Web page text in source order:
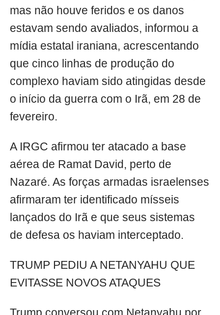
mas não houve feridos e os danos
estavam sendo avaliados, informou a
mídia estatal iraniana, acrescentando
que cinco linhas de produção do
complexo haviam sido atingidas desde
o início da guerra com o Irã, em 28 de
fevereiro.
A IRGC afirmou ter atacado a base
aérea de Ramat David, perto de
Nazaré. As forças armadas israelenses
afirmaram ter identificado mísseis
lançados do Irã e que seus sistemas
de defesa os haviam interceptado.
TRUMP PEDIU A NETANYAHU QUE
EVITASSE NOVOS ATAQUES